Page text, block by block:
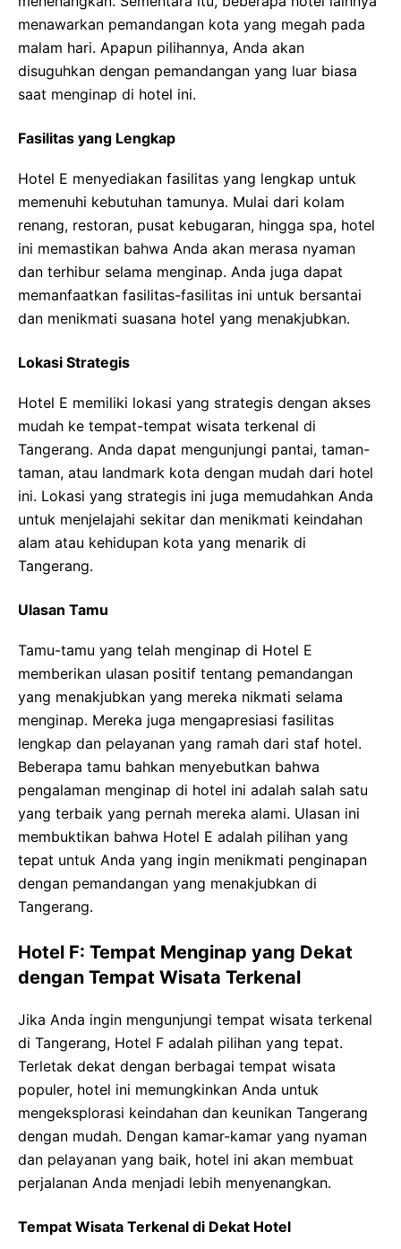
menawarkan pemandangan kota yang megah pada
malam hari. Apapun pilihannya, Anda akan
disuguhkan dengan pemandangan yang luar biasa
saat menginap di hotel ini.
Fasilitas yang Lengkap
Hotel E menyediakan fasilitas yang lengkap untuk
memenuhi kebutuhan tamunya. Mulai dari kolam
renang, restoran, pusat kebugaran, hingga spa, hotel
ini memastikan bahwa Anda akan merasa nyaman
dan terhibur selama menginap. Anda juga dapat
memanfaatkan fasilitas-fasilitas ini untuk bersantai
dan menikmati suasana hotel yang menakjubkan.
Lokasi Strategis
Hotel E memiliki lokasi yang strategis dengan akses
mudah ke tempat-tempat wisata terkenal di
Tangerang. Anda dapat mengunjungi pantai, taman-
taman, atau landmark kota dengan mudah dari hotel
ini. Lokasi yang strategis ini juga memudahkan Anda
untuk menjelajahi sekitar dan menikmati keindahan
alam atau kehidupan kota yang menarik di
Tangerang.
Ulasan Tamu
Tamu-tamu yang telah menginap di Hotel E
memberikan ulasan positif tentang pemandangan
yang menakjubkan yang mereka nikmati selama
menginap. Mereka juga mengapresiasi fasilitas
lengkap dan pelayanan yang ramah dari staf hotel.
Beberapa tamu bahkan menyebutkan bahwa
pengalaman menginap di hotel ini adalah salah satu
yang terbaik yang pernah mereka alami. Ulasan ini
membuktikan bahwa Hotel E adalah pilihan yang
tepat untuk Anda yang ingin menikmati penginapan
dengan pemandangan yang menakjubkan di
Tangerang.
Hotel F: Tempat Menginap yang Dekat
dengan Tempat Wisata Terkenal
Jika Anda ingin mengunjungi tempat wisata terkenal
di Tangerang, Hotel F adalah pilihan yang tepat.
Terletak dekat dengan berbagai tempat wisata
populer, hotel ini memungkinkan Anda untuk
mengeksplorasi keindahan dan keunikan Tangerang
dengan mudah. Dengan kamar-kamar yang nyaman
dan pelayanan yang baik, hotel ini akan membuat
perjalanan Anda menjadi lebih menyenangkan.
Tempat Wisata Terkenal di Dekat Hotel